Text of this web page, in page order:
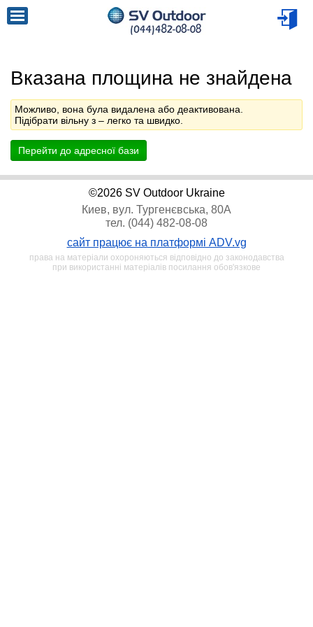
Вказана площина не знайдена
Можливо, вона була видалена або деактивована.
Підібрати вільну з – легко та швидко.
Перейти до адресної бази
©2026 SV Outdoor Ukraine
Киев, вул. Тургенєвська, 80А
тел. (044) 482-08-08
сайт працює на платформі ADV.vg
права на матеріали охороняються відповідно до законодавства
при використанні матеріалів посилання обов'язкове